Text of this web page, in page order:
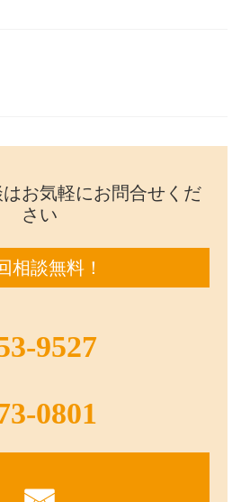
お気軽にお問合せくだ
さい
相談無料！
9527
0801